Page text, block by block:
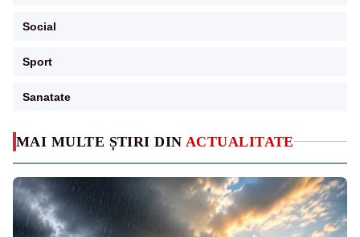
MAI MULTE ȘTIRI DIN ACTUALITATE
Social
Sport
Sanatate